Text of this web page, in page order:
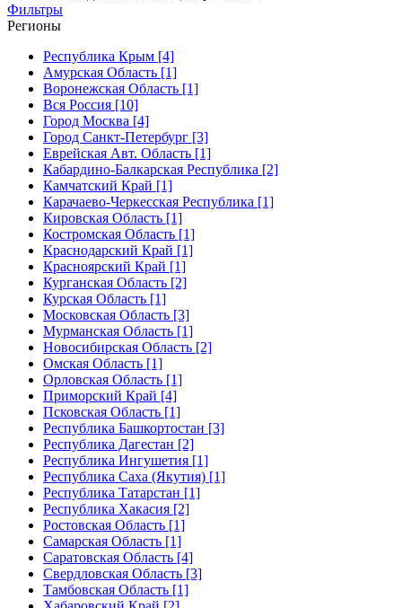
Фильтры
Регионы
Республика Крым [4]
Амурская Область [1]
Воронежская Область [1]
Вся Россия [10]
Город Москва [4]
Город Санкт-Петербург [3]
Еврейская Авт. Область [1]
Кабардино-Балкарская Республика [2]
Камчатский Край [1]
Карачаево-Черкесская Республика [1]
Кировская Область [1]
Костромская Область [1]
Краснодарский Край [1]
Красноярский Край [1]
Курганская Область [2]
Курская Область [1]
Московская Область [3]
Мурманская Область [1]
Новосибирская Область [2]
Омская Область [1]
Орловская Область [1]
Приморский Край [4]
Псковская Область [1]
Республика Башкортостан [3]
Республика Дагестан [2]
Республика Ингушетия [1]
Республика Саха (Якутия) [1]
Республика Татарстан [1]
Республика Хакасия [2]
Ростовская Область [1]
Самарская Область [1]
Саратовская Область [4]
Свердловская Область [3]
Тамбовская Область [1]